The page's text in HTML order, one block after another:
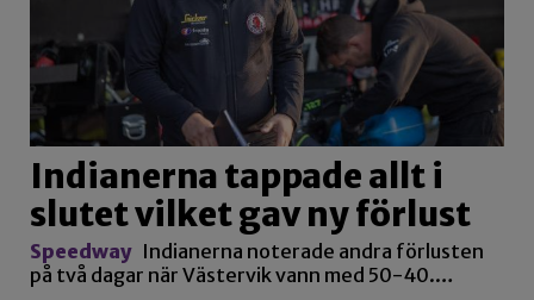
Indianerna tappade allt i
slutet vilket gav ny förlust
Speedway Indianerna noterade andra förlusten
på två dagar när Västervik vann med 50-40.…